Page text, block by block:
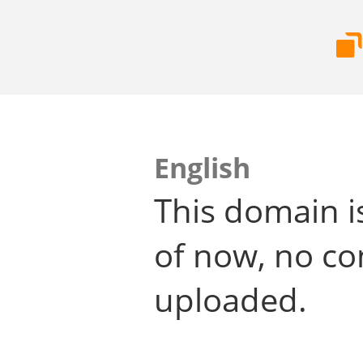
English
This domain
of now, no
uploaded.